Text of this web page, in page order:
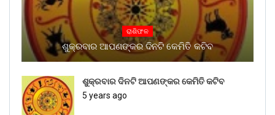
ରାଶିଫଳ
ଶୁକ୍ରବାର ଆପଣଙ୍କର ଦିନଟି କେମିତି କଟିବ
ଶୁକ୍ରବାର ଦିନଟି ଆପଣଙ୍କର କେମିତି କଟିବ
5 years ago